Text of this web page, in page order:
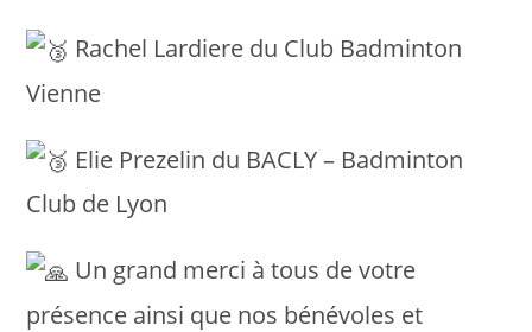
Rachel Lardiere du Club Badminton
Vienne
Elie Prezelin du BACLY – Badminton
Club de Lyon
Un grand merci à tous de votre
présence ainsi que nos bénévoles et